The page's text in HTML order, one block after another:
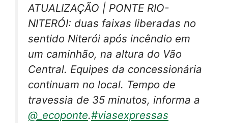
ATUALIZAÇÃO | PONTE RIO-
NITERÓI: duas faixas liberadas no
sentido Niterói após incêndio em
um caminhão, na altura do Vão
Central. Equipes da concessionária
continuam no local. Tempo de
travessia de 35 minutos, informa a
@_ecoponte.#viasexpressas